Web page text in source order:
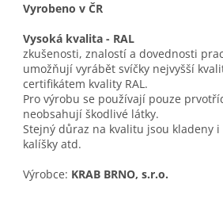
Vyrobeno v ČR
Vysoká kvalita - RAL
zkušenosti, znalostí a dovednosti
umožňují vyrábět svíčky nejvyšší
certifikátem kvality RAL.
Pro výrobu se používají pouze
neobsahují škodlivé látky.
Stejný důraz na kvalitu jsou kladeny
kalíšky atd.
Výrobce: KRAB BRNO, s.r.o.